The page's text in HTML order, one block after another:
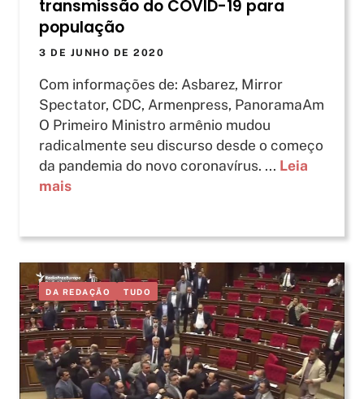
transmissão do COVID-19 para
população
3 DE JUNHO DE 2020
Com informações de: Asbarez, Mirror
Spectator, CDC, Armenpress, PanoramaAm
O Primeiro Ministro armênio mudou
radicalmente seu discurso desde o começo
da pandemia do novo coronavírus. ... Leia
mais
DA REDAÇÃO TUDO